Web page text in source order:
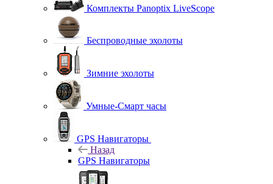
Комплекты Panoptix LiveScope
Беспроводные эхолоты
Зимние эхолоты
Умные-Смарт часы
GPS Навигаторы
Назад
GPS Навигаторы